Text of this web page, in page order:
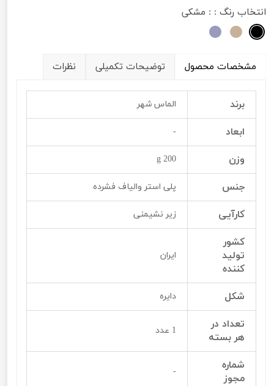
انتخاب رنگ : : مشکی
مشخصات محصول توضیحات تکمیلی نظرات
برند الماس شهر
ابعاد -
وزن 200 g
جنس پلی استر والیاف فشرده
کارآیی زیر نشیمنی
کشور
تولید
کننده
ایران
شکل دایره
تعداد در
هر بسته
1 عدد
شماره
مجوز
-